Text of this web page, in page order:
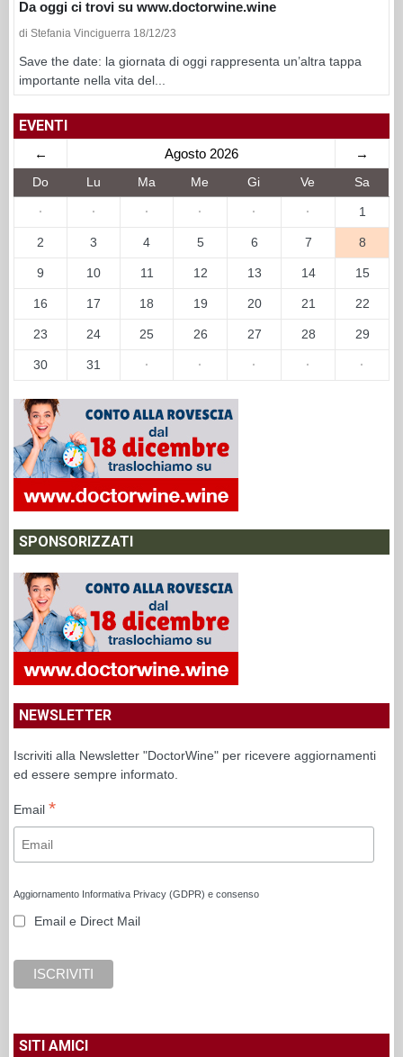
Da oggi ci trovi su www.doctorwine.wine
di Stefania Vinciguerra 18/12/23
Save the date: la giornata di oggi rappresenta un’altra tappa
importante nella vita del...
EVENTI
← Agosto 2026 →
Do Lu Ma Me Gi Ve Sa
· · · · · · 1
2 3 4 5 6 7 8
9 10 11 12 13 14 15
16 17 18 19 20 21 22
23 24 25 26 27 28 29
30 31 · · · · ·
SPONSORIZZATI
NEWSLETTER
Iscriviti alla Newsletter "DoctorWine" per ricevere aggiornamenti
ed essere sempre informato.
Email *
Aggiornamento Informativa Privacy (GDPR) e consenso
Email e Direct Mail
SITI AMICI